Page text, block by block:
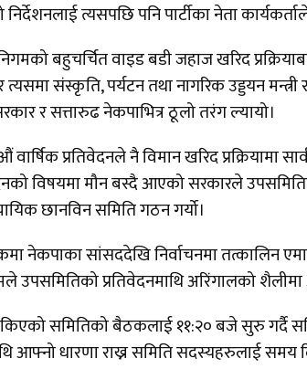
निर्देशनलाई त्यसपछि पनि पार्टीका नेता
बहुचर्चित वाइड बडी जहाज खरिद
संस्कृति, पर्यटन तथा नागरिक उड्डयन मन्त्री
र सत्तारुढ नेकपाभित्र ठूलो तरंग ल्यायो।
प्रतिवेदनले नै विमान खरिद प्रक्रियामा
विषयमा मौन बस्दै आएको सरकारले
छानविन समिति गठन गर्यो।
नेकपाका सांसददेखि निर्वाचनमा तत्कालिन
उपसमितिको प्रतिवेदनमाथि अरिंगालको
समितिको बैठकलाई ११:२० बजे सुरु गर्दै
आफ्नो धारणा राख्न समिति सदस्यहरुलाई समय